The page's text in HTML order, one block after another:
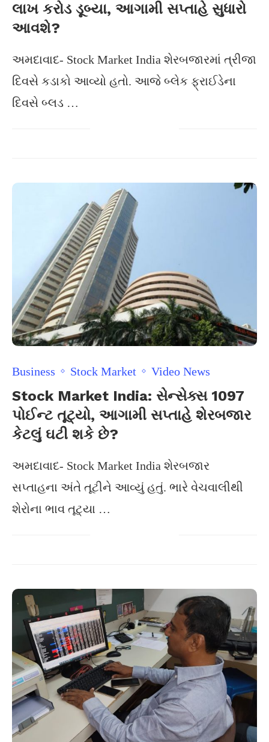
લાખ કરોડ ડૂબ્યા, આગામી સપ્તાહે સુધારો
આવશે?
અમદાવાદ- Stock Market India શેરબજારમાં ત્રીજા
દિવસે કડાકો આવ્યો હતો. આજે બ્લેક ફ્રાઈડેના
દિવસે બ્લડ …
Business Stock Market Video News
Stock Market India: સેન્સેક્સ 1097
પોઈન્ટ તૂટ્યો, આગામી સપ્તાહે શેરબજાર
કેટલું ઘટી શકે છે?
અમદાવાદ- Stock Market India શેરબજાર
સપ્તાહના અંતે તૂટીને આવ્યું હતું. ભારે વેચવાલીથી
શેરોના ભાવ તૂટ્યા …